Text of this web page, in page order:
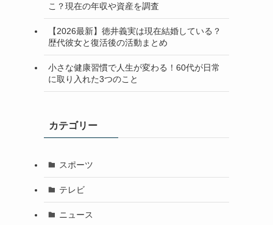
こ？現在の年収や資産を調査
【2026最新】徳井義実は現在結婚している？
歴代彼女と復活後の活動まとめ
小さな健康習慣で人生が変わる！60代が日常
に取り入れた3つのこと
カテゴリー
スポーツ
テレビ
ニュース